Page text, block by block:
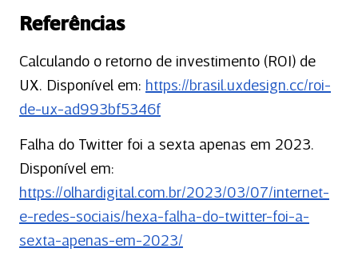
Referências
Calculando o retorno de investimento (ROI) de
UX. Disponível em: https://brasil.uxdesign.cc/roi-
de-ux-ad993bf5346f
Falha do Twitter foi a sexta apenas em 2023.
Disponível em:
https://olhardigital.com.br/2023/03/07/internet-
e-redes-sociais/hexa-falha-do-twitter-foi-a-
sexta-apenas-em-2023/